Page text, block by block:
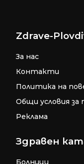
Zdrave-
За нас
Контакти
Политика на
Общи условия за
Реклама
Здравен
Болници